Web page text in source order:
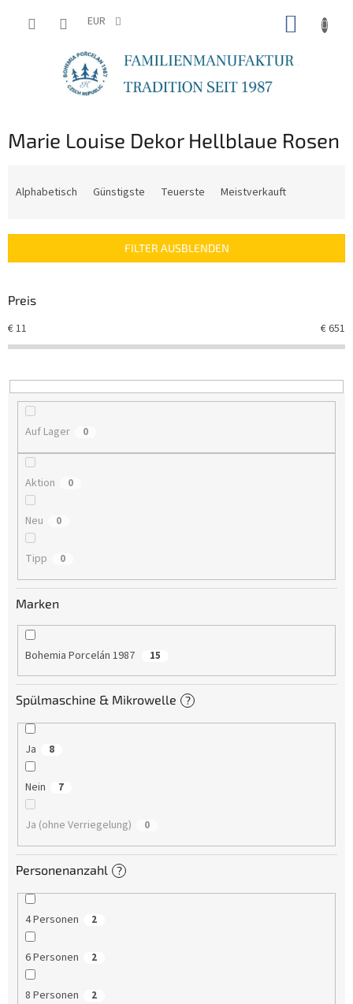
EUR
Marie Louise Dekor Hellblaue Rosen
k
s
r
t
e
r
Alphabetisch Günstigste Teuerste Meistverkauft
FILTER AUSBLENDEN
Preis
€11 €651
Auf Lager 0
Aktion 0
Neu 0
Tipp 0
Marken
Bohemia Porcelán 1987 15
Spülmaschine & Mikrowelle ?
Ja 8
Nein 7
Ja (ohne Verriegelung) 0
Personenanzahl ?
4 Personen 2
6 Personen 2
8 Personen 2